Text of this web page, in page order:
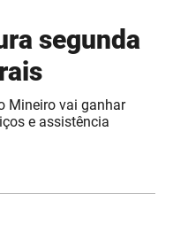
segunda
Mineiro vai ganhar
e assistência